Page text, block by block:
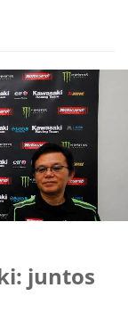
juntos